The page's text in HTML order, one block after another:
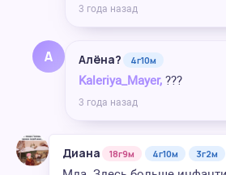
3 года назад
А Алёна? 4г10м
Kaleriya_Mayer, ???
3 года назад
Диана 18г9м 4г10м 3г2м